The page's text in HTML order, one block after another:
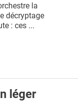
la
décryptage
: ces ...
léger